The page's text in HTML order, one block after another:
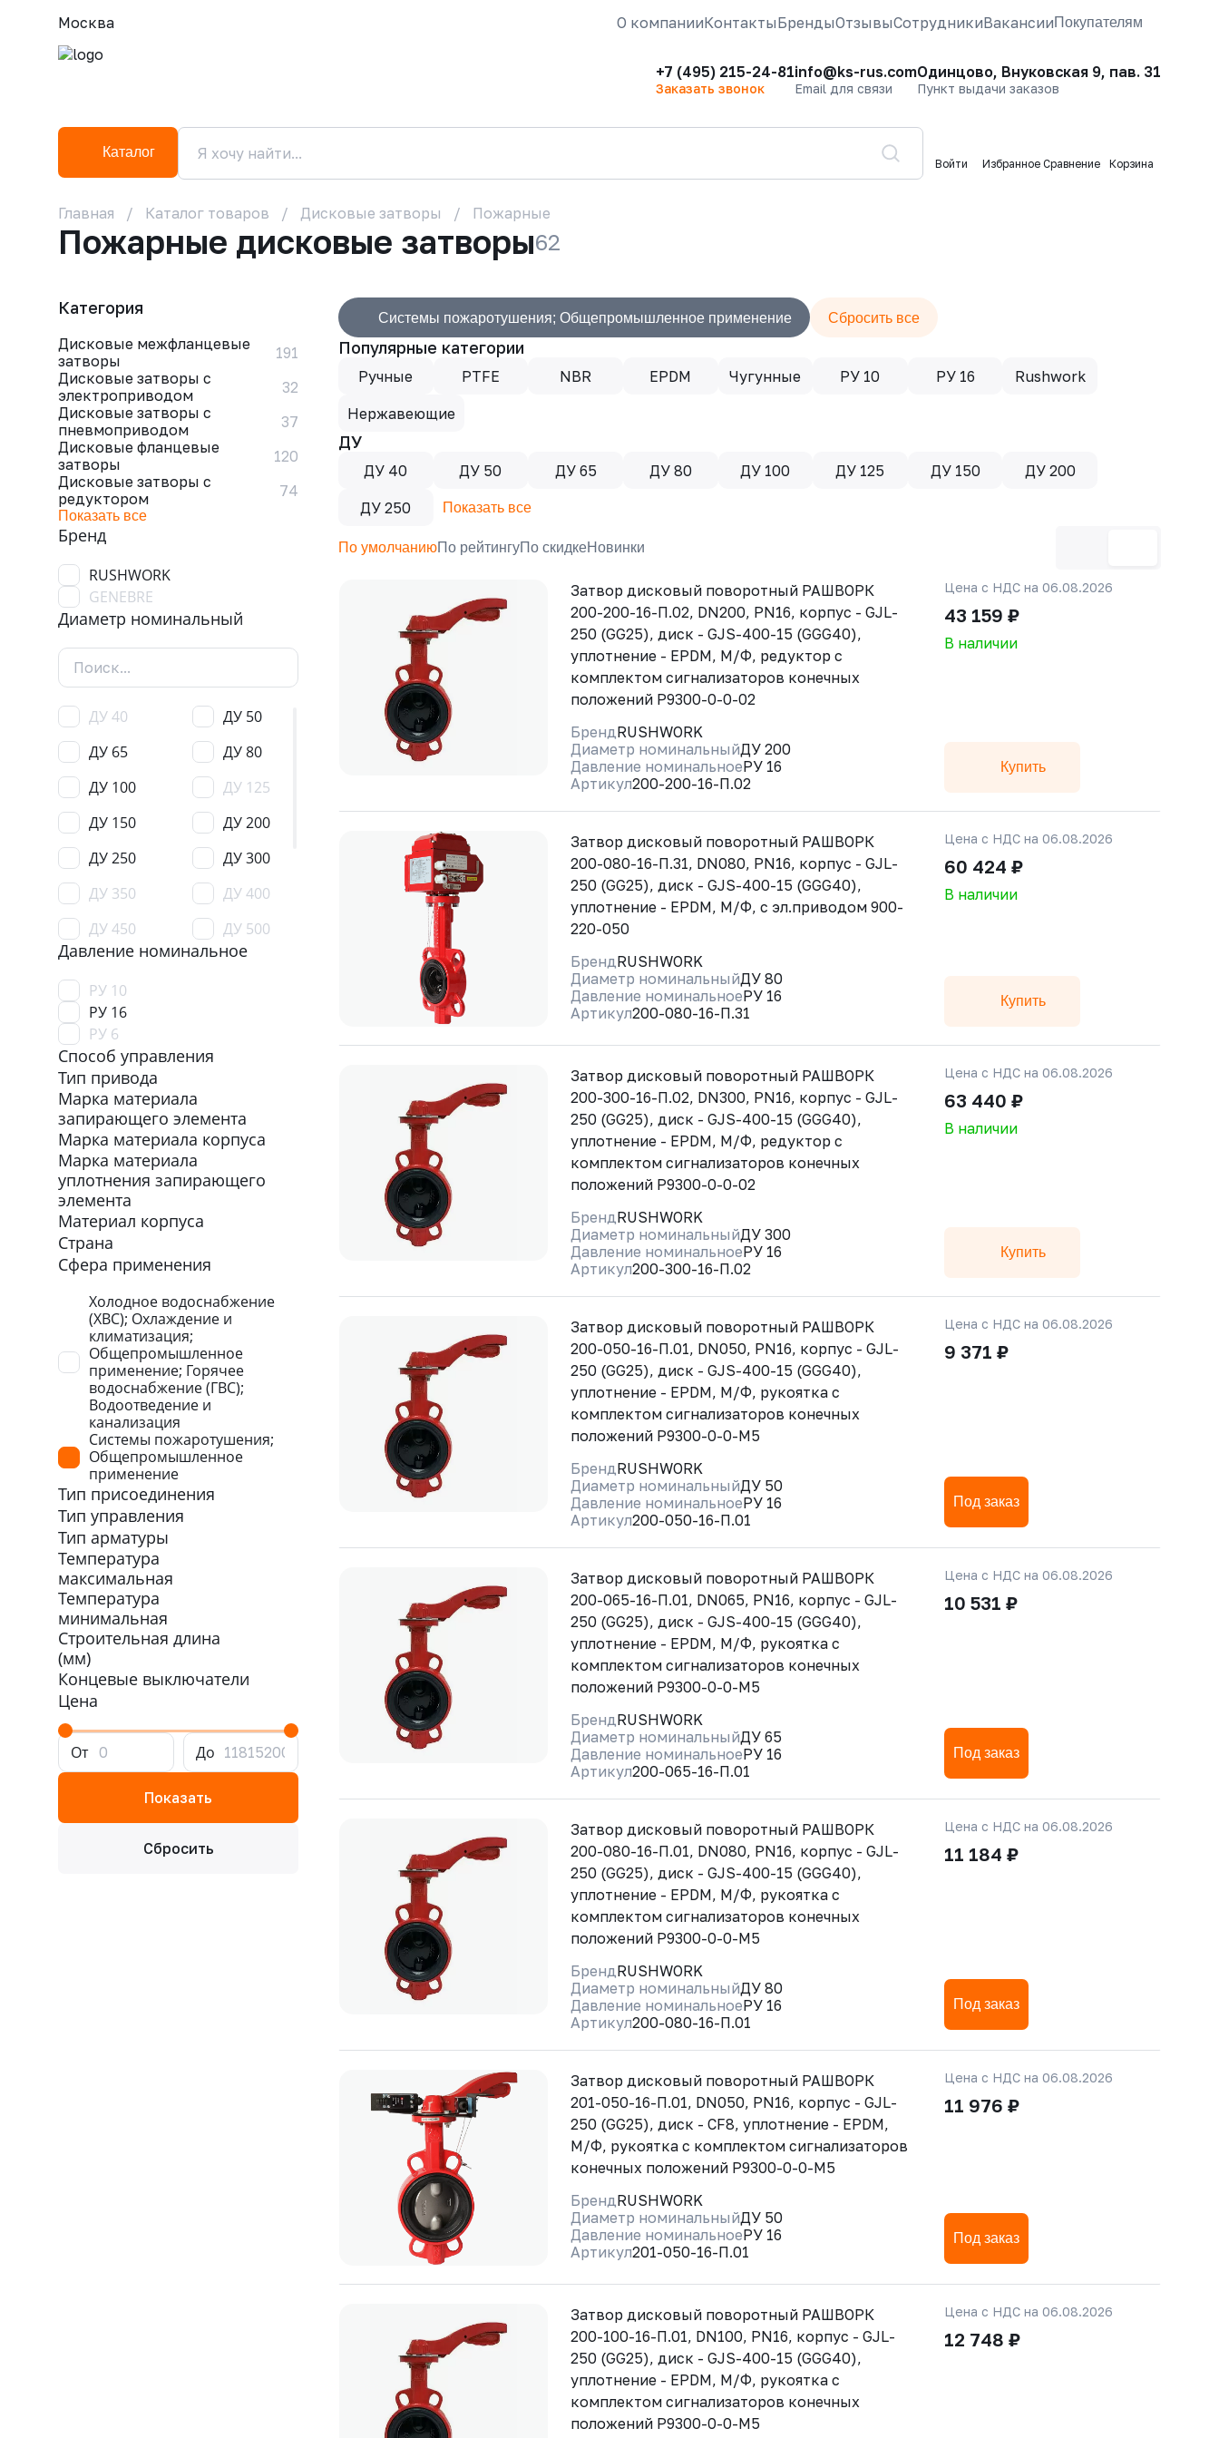
Москва О компанииКонтактыБрендыОтзывыСотрудникиВакансииПокупателям
+7 (495) 215-24-81
Заказать звонок
info@ks-rus.com
Email для связи
Одинцово, Внуковская 9, пав. 31
Пункт выдачи заказов
Каталог
Войти Избранное Сравнение Корзина
Главная Каталог товаров Дисковые затворы Пожарные
Пожарные дисковые затворы62
Категория
Дисковые межфланцевые
затворы
191
Дисковые затворы с
электроприводом
32
Дисковые затворы с
пневмоприводом
37
Дисковые фланцевые
затворы
120
Дисковые затворы с
редуктором
74
Показать все
Бренд
RUSHWORK
GENEBRE
Диаметр номинальный
ДУ 40
ДУ 50
ДУ 65
ДУ 80
ДУ 100
ДУ 125
ДУ 150
ДУ 200
ДУ 250
ДУ 300
ДУ 350
ДУ 400
ДУ 450
ДУ 500
ДУ 600
ДУ 700
ДУ 800
ДУ 1000
ДУ 1400
Давление номинальное
РУ 10
РУ 16
РУ 6
Способ управления
Тип привода
Марка материала
запирающего элемента
Марка материала корпуса
Марка материала
уплотнения запирающего
элемента
Материал корпуса
Страна
Сфера применения
Холодное водоснабжение
(ХВС); Охлаждение и
климатизация;
Общепромышленное
применение; Горячее
водоснабжение (ГВС);
Водоотведение и
канализация
Системы пожаротушения;
Общепромышленное
применение
Тип присоединения
Тип управления
Тип арматуры
Температура
максимальная
Температура
минимальная
Строительная длина
(мм)
Концевые выключатели
Цена
От До
Системы пожаротушения; Общепромышленное применение Сбросить все
Популярные категории
Ручные PTFE NBR EPDM Чугунные РУ 10 РУ 16 Rushwork
Нержавеющие
ДУ
ДУ 40 ДУ 50 ДУ 65 ДУ 80 ДУ 100 ДУ 125 ДУ 150 ДУ 200
ДУ 250 Показать все
По умолчаниюПо рейтингуПо скидкеНовинки
Затвор дисковый поворотный РАШВОРК
200-200-16-П.02, DN200, PN16, корпус - GJL-
250 (GG25), диск - GJS-400-15 (GGG40),
уплотнение - EPDM, М/Ф, редуктор с
комплектом сигнализаторов конечных
положений Р9300-0-0-02
БрендRUSHWORK
Диаметр номинальныйДУ 200
Давление номинальноеРУ 16
Артикул200-200-16-П.02
Цена с НДС на 06.08.2026
43 159 ₽
В наличии
Купить
Затвор дисковый поворотный РАШВОРК
200-080-16-П.31, DN080, PN16, корпус - GJL-
250 (GG25), диск - GJS-400-15 (GGG40),
уплотнение - EPDM, М/Ф, с эл.приводом 900-
220-050
БрендRUSHWORK
Диаметр номинальныйДУ 80
Давление номинальноеРУ 16
Артикул200-080-16-П.31
Цена с НДС на 06.08.2026
60 424 ₽
В наличии
Купить
Затвор дисковый поворотный РАШВОРК
200-300-16-П.02, DN300, PN16, корпус - GJL-
250 (GG25), диск - GJS-400-15 (GGG40),
уплотнение - EPDM, М/Ф, редуктор с
комплектом сигнализаторов конечных
положений Р9300-0-0-02
БрендRUSHWORK
Диаметр номинальныйДУ 300
Давление номинальноеРУ 16
Артикул200-300-16-П.02
Цена с НДС на 06.08.2026
63 440 ₽
В наличии
Купить
Затвор дисковый поворотный РАШВОРК
200-050-16-П.01, DN050, PN16, корпус - GJL-
250 (GG25), диск - GJS-400-15 (GGG40),
уплотнение - EPDM, М/Ф, рукоятка с
комплектом сигнализаторов конечных
положений Р9300-0-0-М5
БрендRUSHWORK
Диаметр номинальныйДУ 50
Давление номинальноеРУ 16
Артикул200-050-16-П.01
Цена с НДС на 06.08.2026
9 371 ₽
Под заказ
Затвор дисковый поворотный РАШВОРК
200-065-16-П.01, DN065, PN16, корпус - GJL-
250 (GG25), диск - GJS-400-15 (GGG40),
уплотнение - EPDM, М/Ф, рукоятка с
комплектом сигнализаторов конечных
положений Р9300-0-0-М5
БрендRUSHWORK
Диаметр номинальныйДУ 65
Давление номинальноеРУ 16
Артикул200-065-16-П.01
Цена с НДС на 06.08.2026
10 531 ₽
Под заказ
Затвор дисковый поворотный РАШВОРК
200-080-16-П.01, DN080, PN16, корпус - GJL-
250 (GG25), диск - GJS-400-15 (GGG40),
уплотнение - EPDM, М/Ф, рукоятка с
комплектом сигнализаторов конечных
положений Р9300-0-0-М5
БрендRUSHWORK
Диаметр номинальныйДУ 80
Давление номинальноеРУ 16
Артикул200-080-16-П.01
Цена с НДС на 06.08.2026
11 184 ₽
Под заказ
Затвор дисковый поворотный РАШВОРК
201-050-16-П.01, DN050, PN16, корпус - GJL-
250 (GG25), диск - CF8, уплотнение - EPDM,
М/Ф, рукоятка с комплектом сигнализаторов
конечных положений Р9300-0-0-М5
БрендRUSHWORK
Диаметр номинальныйДУ 50
Давление номинальноеРУ 16
Артикул201-050-16-П.01
Цена с НДС на 06.08.2026
11 976 ₽
Под заказ
Затвор дисковый поворотный РАШВОРК
200-100-16-П.01, DN100, PN16, корпус - GJL-
250 (GG25), диск - GJS-400-15 (GGG40),
уплотнение - EPDM, М/Ф, рукоятка с
комплектом сигнализаторов конечных
положений Р9300-0-0-М5
Цена с НДС на 06.08.2026
12 748 ₽